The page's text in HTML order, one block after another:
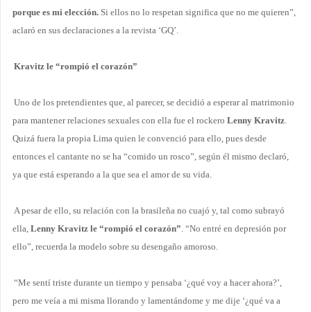
porque es mi elección. Si ellos no lo respetan significa que no me quieren”,
aclaró en sus declaraciones a la revista ‘GQ’.
Kravitz le “rompió el corazón”
Uno de los pretendientes que, al parecer, se decidió a esperar al matrimonio
para mantener relaciones sexuales con ella fue el rockero Lenny Kravitz.
Quizá fuera la propia Lima quien le convenció para ello, pues desde
entonces el cantante no se ha “comido un rosco”, según él mismo declaró,
ya que está esperando a la que sea el amor de su vida.
A pesar de ello, su relación con la brasileña no cuajó y, tal como subrayó
ella, Lenny Kravitz le “rompió el corazón”. “No entré en depresión por
ello”, recuerda la modelo sobre su desengaño amoroso.
“Me sentí triste durante un tiempo y pensaba ‘¿qué voy a hacer ahora?’,
pero me veía a mi misma llorando y lamentándome y me dije ‘¿qué va a